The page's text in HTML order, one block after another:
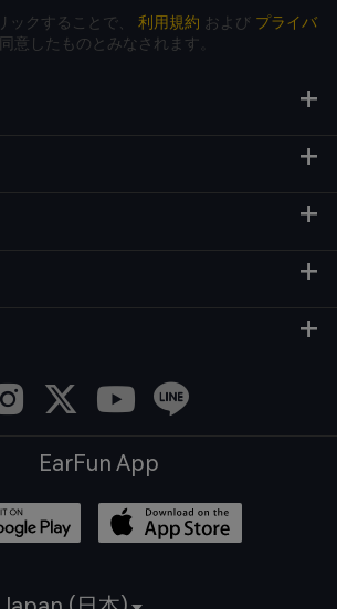
ックすることで、 利用規約 および プライバ
意したものとみなされます。
EarFun App